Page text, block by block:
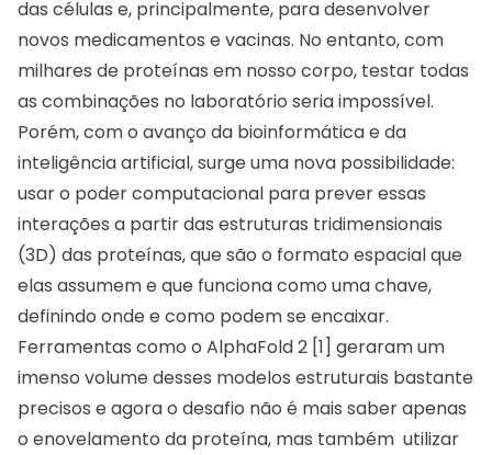
das células e, principalmente, para desenvolver
novos medicamentos e vacinas. No entanto, com
milhares de proteínas em nosso corpo, testar todas
as combinações no laboratório seria impossível.
Porém, com o avanço da bioinformática e da
inteligência artificial, surge uma nova possibilidade:
usar o poder computacional para prever essas
interações a partir das estruturas tridimensionais
(3D) das proteínas, que são o formato espacial que
elas assumem e que funciona como uma chave,
definindo onde e como podem se encaixar.
Ferramentas como o AlphaFold 2 [1] geraram um
imenso volume desses modelos estruturais bastante
precisos e agora o desafio não é mais saber apenas
o enovelamento da proteína, mas também utilizar